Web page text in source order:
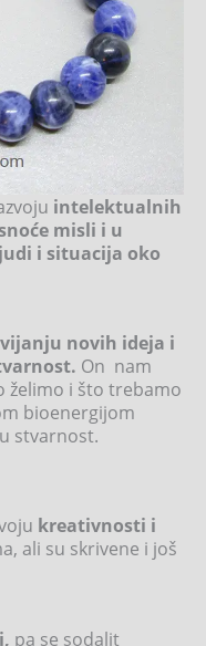
intelektualnih
misli i u
i situacija oko
novih ideja i
On nam
želimo i što trebamo
bioenergijom
stvarnost.
kreativnosti i
ali su skrivene i još
pa se sodalit